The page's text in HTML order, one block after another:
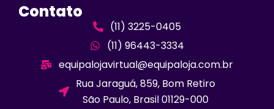
Contato
(11) 3225-0405
(11) 96443-3334
equipalojavirtual@equipaloja.com.br
Rua Jaraguá, 859, Bom Retiro
São Paulo, Brasil 01129-000